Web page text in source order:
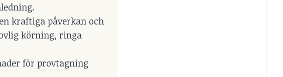
kraftiga påverkan och
körning, ringa
för provtagning